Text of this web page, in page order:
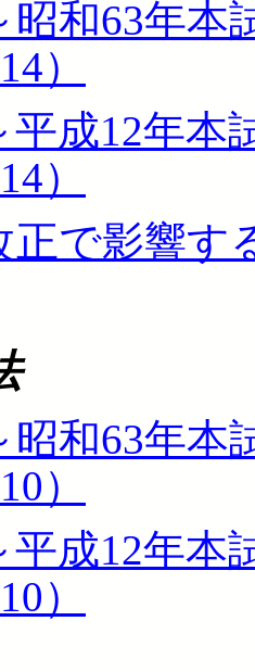
昭和63年本
）
平成12年本
）
正で影響す
昭和63年本
）
平成12年本
）